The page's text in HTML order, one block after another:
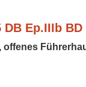
DB Ep.IIIb